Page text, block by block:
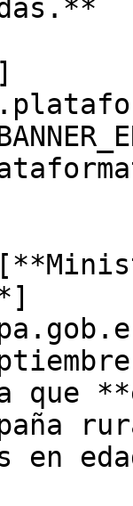
que
en